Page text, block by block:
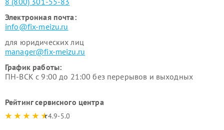
Электронная почта:
info@fix-meizu.ru
для юридических лиц
manager@fix-meizu.ru
График работы:
ПН-ВСК с 9:00 до 21:00 без перерывов и выходных
Рейтинг сервисного центра
4.9-5.0